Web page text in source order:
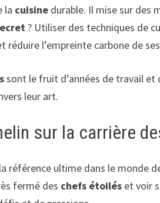
la cuisine durable. Il mise sur des
? Utiliser des techniques de
l’empreinte carbone de ses
sont le fruit d’années de travail
leur art.
sur la carrière
référence ultime dans le monde
fermé des chefs étoilés et voir